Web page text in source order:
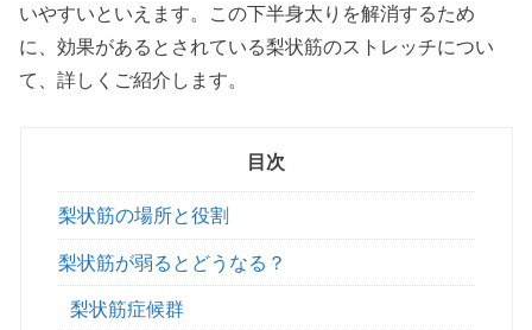
いやすいといえます。この下半身太りを解消するため
に、効果があるとされている梨状筋のストレッチについ
て、詳しくご紹介します。
目次
梨状筋の場所と役割
梨状筋が弱るとどうなる？
梨状筋症候群